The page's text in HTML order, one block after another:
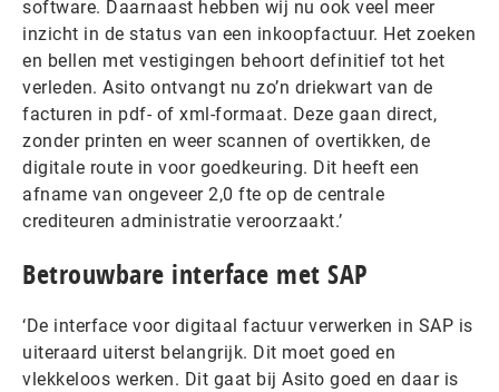
software. Daarnaast hebben wij nu ook veel meer
inzicht in de status van een inkoopfactuur. Het zoeken
en bellen met vestigingen behoort definitief tot het
verleden. Asito ontvangt nu zo’n driekwart van de
facturen in pdf- of xml-formaat. Deze gaan direct,
zonder printen en weer scannen of overtikken, de
digitale route in voor goedkeuring. Dit heeft een
afname van ongeveer 2,0 fte op de centrale
crediteuren administratie veroorzaakt.’
Betrouwbare interface met SAP
‘De interface voor digitaal factuur verwerken in SAP is
uiteraard uiterst belangrijk. Dit moet goed en
vlekkeloos werken. Dit gaat bij Asito goed en daar is